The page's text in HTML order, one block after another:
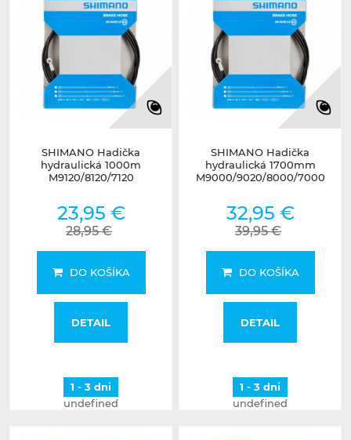
SHIMANO Hadička
hydraulická 1000m
M9120/8120/7120
23,95 €
28,95 €
DO KOŠÍKA
DETAIL
1 - 3 dni
undefined
SHIMANO Hadička
hydraulická 1700mm
M9000/9020/8000/7000
32,95 €
39,95 €
DO KOŠÍKA
DETAIL
1 - 3 dni
undefined